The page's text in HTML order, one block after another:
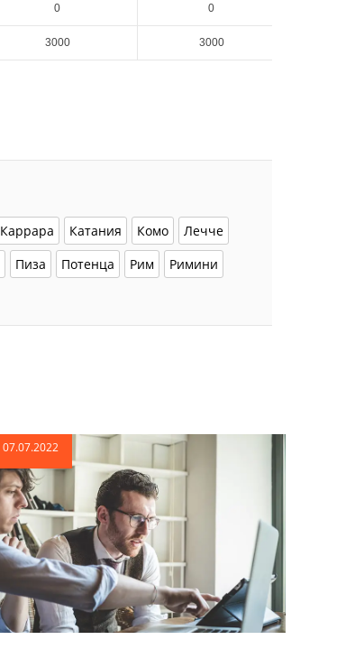
0 0
3000 3000
Каррара Катания Комо
Лечче
Пиза Потенца Рим
Римини
07.07.2022